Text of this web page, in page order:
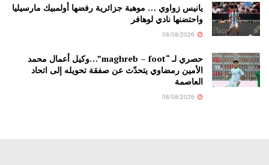
يانيس زواوي … موهبة جزائرية رفضها أولمبيك مارسيليا
واحتضنها نادي لوهافر
حصري لـ “maghreb – foot”…وكيل أعمال محمد
الأمين رمضاوي يتحدّث عن صفقة تحويله إلى اتحاد
العاصمة